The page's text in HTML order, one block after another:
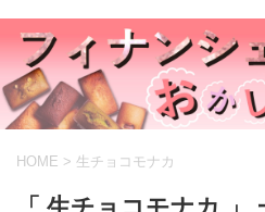
HOME > 生チョコモナカ